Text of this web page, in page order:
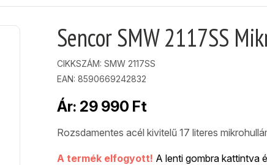
Sencor SMW 2117SS
CIKKSZÁM: SMW 2117SS
EAN: 8590669242832
Ár: 29 990 Ft
Rozsdamentes acél kivitelű 17 literes
A termék elfogyott! A lenti gombra kattintva